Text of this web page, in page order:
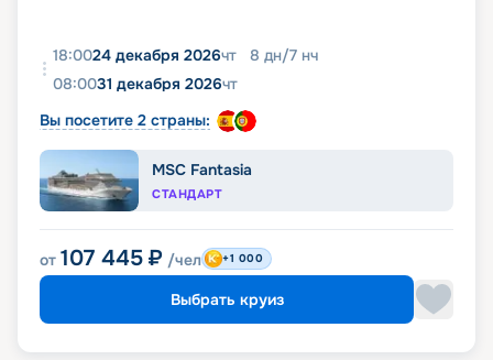
18:0024 декабря 2026чт 8 дн/7 нч
08:0031 декабря 2026чт
Вы посетите 2 страны:
MSC Fantasia
СТАНДАРТ
от 107 445 ₽ /чел +1 000
Выбрать круиз